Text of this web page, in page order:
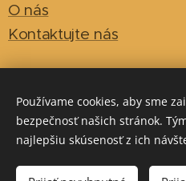
O nás
Kontaktujte nás
Email:
Používame cookies, aby sme
bezpečnosť našich stránok.
najlepšiu skúsenosť z ich